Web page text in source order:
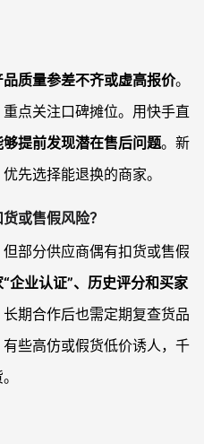
品质量参差不齐或虚高报价。
点关注口碑摊位。用快手直
够提前发现潜在售后问题。新
先选择能退换的商家。
或售假风险？
部分供应商偶有扣货或售假
企业认证”、历史评分和买家
期合作后也需定期复查货品
有些高仿或假货低价诱人，千